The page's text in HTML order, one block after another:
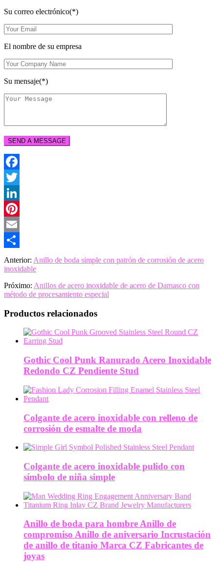
Su correo electrónico(*)
El nombre de su empresa
Su mensaje(*)
Facebook
Twitter
LinkedIn
Pinterest
Email
Share
Anterior: Anillo de boda simple con patrón de corrosión de acero
inoxidable
Próximo: Anillos de acero inoxidable de acero de Damasco con
método de procesamiento especial
Productos relacionados
Gothic Cool Punk Ranurado Acero Inoxidable
Redondo CZ Pendiente Stud
Colgante de acero inoxidable con relleno de
corrosión de esmalte de moda
Colgante de acero inoxidable pulido con
símbolo de niña simple
Anillo de boda para hombre Anillo de
compromiso Anillo de aniversario Incrustación
de anillo de titanio Marca CZ Fabricantes de
joyas